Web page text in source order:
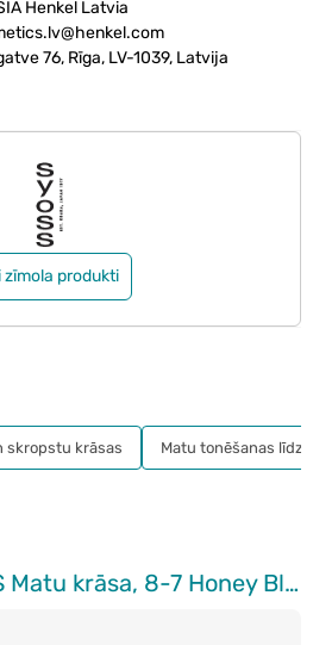
Henkel Latvia
76, Rīga, LV-1039, Latvija
zīmola produkti
Atsauksmes SYOSS Matu krāsa, 8-7 Honey Blond
skropstu krāsas Matu tonēšanas